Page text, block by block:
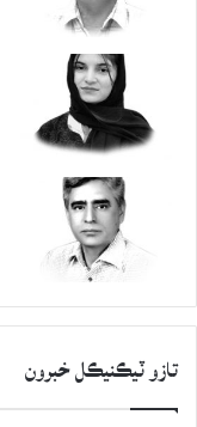
تازو ٽيڪنيڪل خبرون